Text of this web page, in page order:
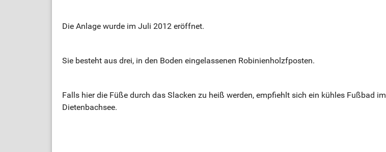
Die Anlage wurde im Juli 2012 eröffnet.
Sie besteht aus drei, in den Boden eingelassenen Robinienholzfposten.
Falls hier die Füße durch das Slacken zu heiß werden, empfiehlt sich ein kühles Fußbad im
Dietenbachsee.